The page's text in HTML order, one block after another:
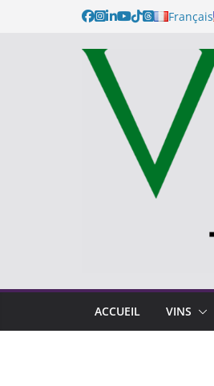
Français
ACCUEIL VINS